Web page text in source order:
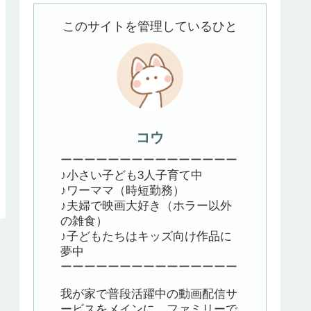
このサイトを管理しているひと
コウ
ーーーーーーーーーーーーーーー
♪小さい子ども3人子育て中
♪ワーママ（時短勤務）
♪夫婦で映画大好き（ホラー以外
の雑食）
♪子どもたちはキッズ向け作品に
夢中
ーーーーーーーーーーーーーーー
我が家で普段活躍中の動画配信サ